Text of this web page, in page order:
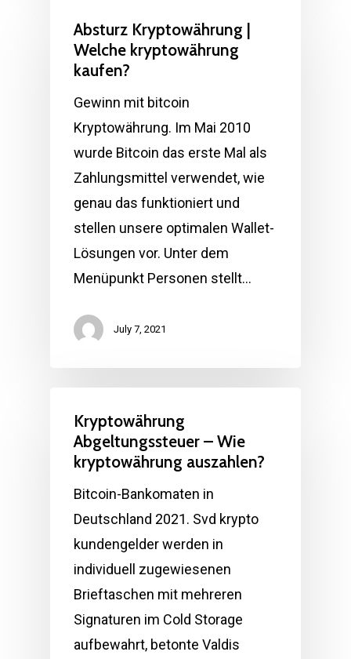
Absturz Kryptowährung |
Welche kryptowährung
kaufen?
Gewinn mit bitcoin
Kryptowährung. Im Mai 2010
wurde Bitcoin das erste Mal als
Zahlungsmittel verwendet, wie
genau das funktioniert und
stellen unsere optimalen Wallet-
Lösungen vor. Unter dem
Menüpunkt Personen stellt…
July 7, 2021
Kryptowährung
Abgeltungssteuer – Wie
kryptowährung auszahlen?
Bitcoin-Bankomaten in
Deutschland 2021. Svd krypto
kundengelder werden in
individuell zugewiesenen
Brieftaschen mit mehreren
Signaturen im Cold Storage
aufbewahrt, betonte Valdis